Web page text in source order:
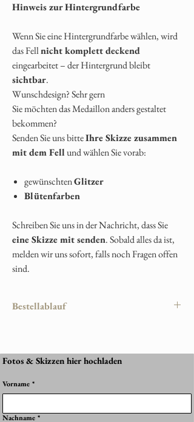
Hinweis zur Hintergrundfarbe
Wenn Sie eine Hintergrundfarbe wählen, wird
das Fellnicht komplett deckend
eingearbeitet – der Hintergrund bleibt
sichtbar.
Wunschdesign? Sehr gern
Sie möchten das Medaillon anders gestaltet
bekommen?
Senden Sie uns bitteIhre Skizze zusammen
mit dem Fellund wählen Sie vorab:
gewünschtenGlitzer
Blütenfarben
Schreiben Sie uns in der Nachricht, dass Sie
eine Skizze mit senden. Sobald alles da ist,
melden wir uns sofort, falls noch Fragen offen
sind.
Bestellablauf
ab:
Wählen Sie Ihr gewünschtes Schmuckstück im
oder Armband.
Fotos & Skizzen hier hochladen
Vorname *
Nachname *